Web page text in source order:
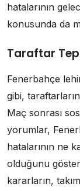
hatalarının
konusunda da
Taraftar
Fenerbahçe
gibi,
Maç sonrası
yorumlar,
hatalarının ne
olduğunu
kararların,